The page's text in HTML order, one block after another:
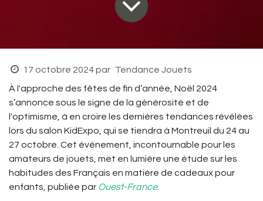
17 octobre 2024 par Tendance Jouets
À l'approche des fêtes de fin d’année, Noël 2024
s’annonce sous le signe de la générosité et de
l'optimisme, à en croire les dernières tendances révélées
lors du salon KidExpo, qui se tiendra à Montreuil du 24 au
27 octobre. Cet événement, incontournable pour les
amateurs de jouets, met en lumière une étude sur les
habitudes des Français en matière de cadeaux pour
enfants, publiée par Ouest-France.